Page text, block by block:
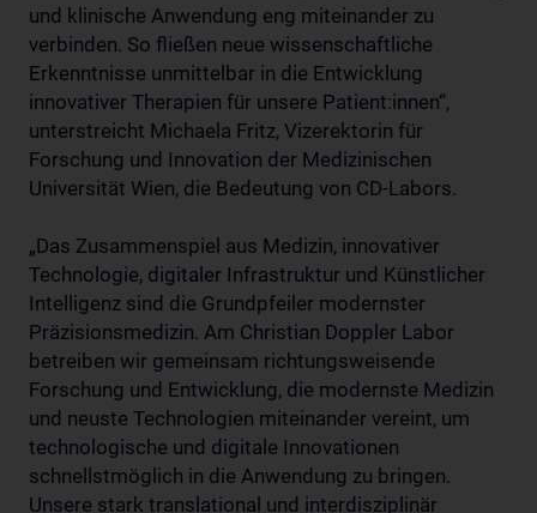
und klinische Anwendung eng miteinander zu
verbinden. So fließen neue wissenschaftliche
Erkenntnisse unmittelbar in die Entwicklung
innovativer Therapien für unsere Patient:innen“,
unterstreicht Michaela Fritz, Vizerektorin für
Forschung und Innovation der Medizinischen
Universität Wien, die Bedeutung von CD-Labors.
„Das Zusammenspiel aus Medizin, innovativer
Technologie, digitaler Infrastruktur und Künstlicher
Intelligenz sind die Grundpfeiler modernster
Präzisionsmedizin. Am Christian Doppler Labor
betreiben wir gemeinsam richtungsweisende
Forschung und Entwicklung, die modernste Medizin
und neuste Technologien miteinander vereint, um
technologische und digitale Innovationen
schnellstmöglich in die Anwendung zu bringen.
Unsere stark translational und interdisziplinär